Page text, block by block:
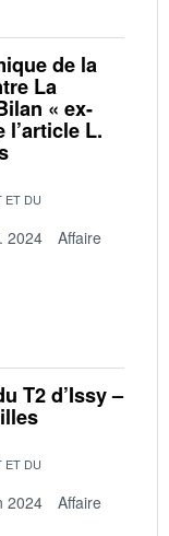
de la
La
« ex-
L.
ET DU
2024
Affaire
T2 d’Issy –
ET DU
2024
Affaire